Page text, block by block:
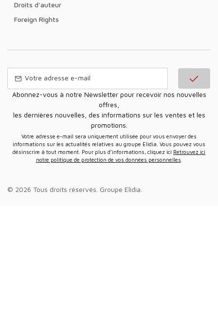
Droits d'auteur
Foreign Rights
Abonnez-vous à notre Newsletter pour recevoir nos nouvelles
offres,
les dernières nouvelles, des informations sur les ventes et les
promotions.
Votre adresse e-mail sera uniquement utilisée pour vous envoyer des
informations sur les actualités relatives au groupe Elidia. Vous pouvez vous
désinscrire à tout moment. Pour plus d’informations, cliquez ici Retrouvez ici
notre politique de protection de vos données personnelles
© 2026 Tous droits réservés. Groupe Elidia